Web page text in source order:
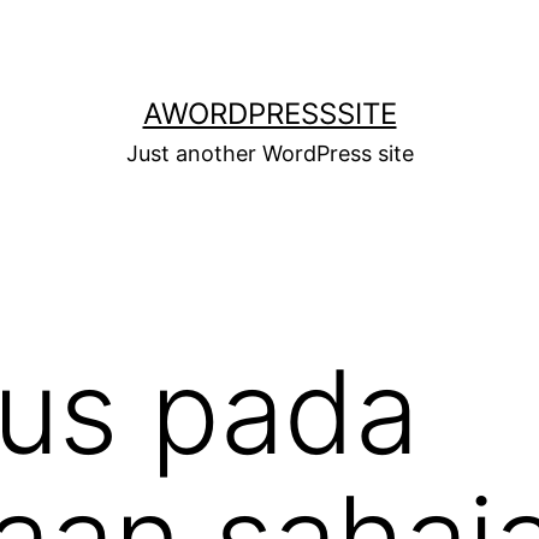
AWORDPRESSSITE
Just another WordPress site
pada